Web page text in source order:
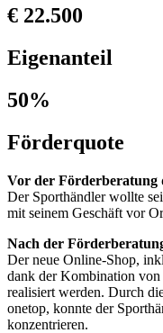
€ 22.500
Eigenanteil
50%
Förderquote
Vor der Förderberatung
Der Sporthändler wollte
mit seinem Geschäft vor
Nach der
Der neue Online-Shop,
dank der Kombination von
realisiert werden. Durch
onetop, konnte der
konzentrieren.